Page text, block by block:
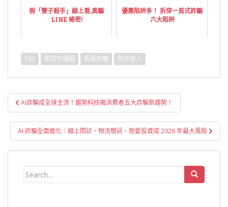
假「雙子殺手」線上看,真騙
LINE 帳密!
優惠陷阱多！ 拆穿一頁式詐騙
六大陷阱
165 家庭守護圈 長輩詐騙 防詐達人
文
章
導
覽
AI詐騙成全球主流！趨勢科技揭消費者五大詐騙新趨勢！
AI 詐騙全面進化：線上問診、物流簡訊、戀愛投資成 2026 年最大風險
Search